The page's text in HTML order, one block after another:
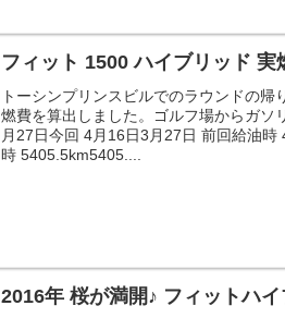
フィット
トーシンプリンスビルでのラウンドの帰
燃費を算出しました。ゴルフ場からガソ
月27日今回 4月16日3月27日 前回給油
時 5405.5km5405....
2016年 桜が満開♪ フィット